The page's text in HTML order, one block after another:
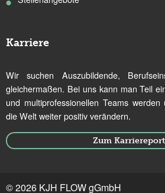
Karriere
Wir suchen Auszubildende,
gleichermaßen. Bei uns kann man Teil
und multiprofessionellen Teams
die Welt weiter positiv verändern.
Zum
© 2026 KJH FLOW gGmbH